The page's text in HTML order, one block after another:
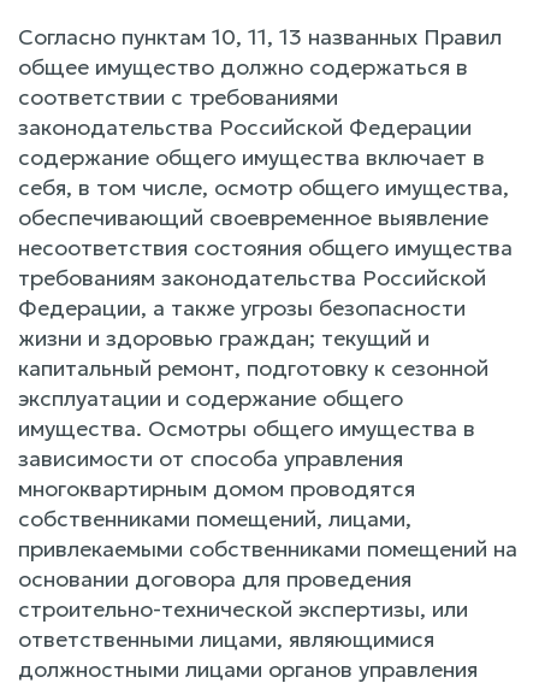
Согласно пунктам 10, 11, 13 названных Правил
общее имущество должно содержаться в
соответствии с требованиями
законодательства Российской Федерации
содержание общего имущества включает в
себя, в том числе, осмотр общего имущества,
обеспечивающий своевременное выявление
несоответствия состояния общего имущества
требованиям законодательства Российской
Федерации, а также угрозы безопасности
жизни и здоровью граждан; текущий и
капитальный ремонт, подготовку к сезонной
эксплуатации и содержание общего
имущества. Осмотры общего имущества в
зависимости от способа управления
многоквартирным домом проводятся
собственниками помещений, лицами,
привлекаемыми собственниками помещений на
основании договора для проведения
строительно-технической экспертизы, или
ответственными лицами, являющимися
должностными лицами органов управления